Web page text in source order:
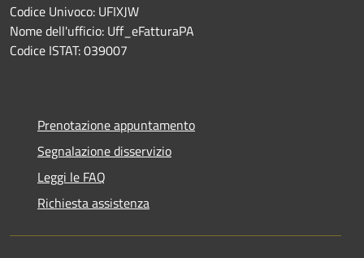
Codice Univoco: UFIXJW
Nome dell'ufficio: Uff_eFatturaPA
Codice ISTAT: 039007
Prenotazione appuntamento
Segnalazione disservizio
Leggi le FAQ
Richiesta assistenza